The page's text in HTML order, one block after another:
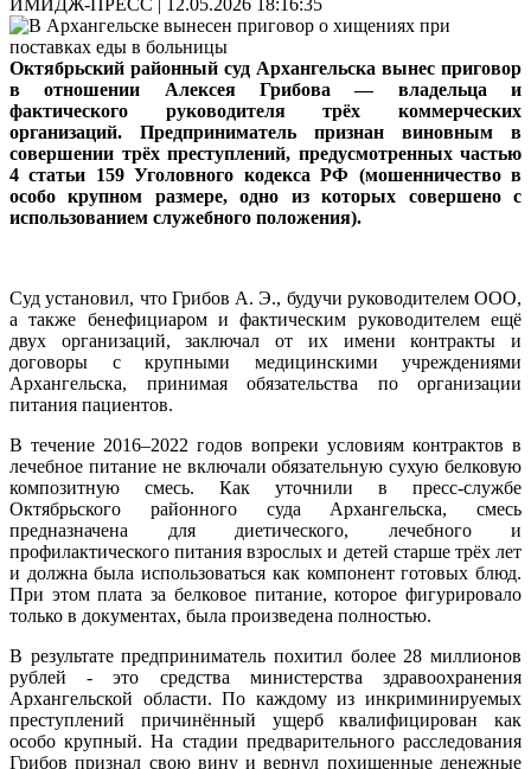
Октябрьский районный суд Архангельска вынес приговор
в отношении Алексея Грибова — владельца и
фактического руководителя трёх коммерческих
организаций. Предприниматель признан виновным в
совершении трёх преступлений, предусмотренных частью
4 статьи 159 Уголовного кодекса РФ (мошенничество в
особо крупном размере, одно из которых совершено с
использованием служебного положения).
Суд установил, что Грибов А. Э., будучи руководителем ООО,
а также бенефициаром и фактическим руководителем ещё
двух организаций, заключал от их имени контракты и
договоры с крупными медицинскими учреждениями
Архангельска, принимая обязательства по организации
питания пациентов.
В течение 2016–2022 годов вопреки условиям контрактов в
лечебное питание не включали обязательную сухую белковую
композитную смесь. Как уточнили в пресс-службе
Октябрьского районного суда Архангельска, смесь
предназначена для диетического, лечебного и
профилактического питания взрослых и детей старше трёх лет
и должна была использоваться как компонент готовых блюд.
При этом плата за белковое питание, которое фигурировало
только в документах, была произведена полностью.
В результате предприниматель похитил более 28 миллионов
рублей - это средства министерства здравоохранения
Архангельской области. По каждому из инкриминируемых
преступлений причинённый ущерб квалифицирован как
особо крупный. На стадии предварительного расследования
Грибов признал свою вину и вернул похищенные денежные